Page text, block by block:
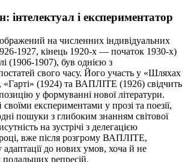
інтелектуал і експериментатор
на численних індивідуальних
1927, кінець 1920-х — початок 1930-х)
(1906-1907), був однією з
свого часу. Його участь у «Шляхах
«Гарті» (1924) та ВАПЛІТЕ (1926) свідчить
у формуванні нової літератури.
експериментами у прозі та поезії,
пошуки з глибоким знанням світової
на зустрічі з делегацією
вже після розгрому ВАПЛІТЕ,
адаптації до нових умов, хоча й не
подальших репресій.